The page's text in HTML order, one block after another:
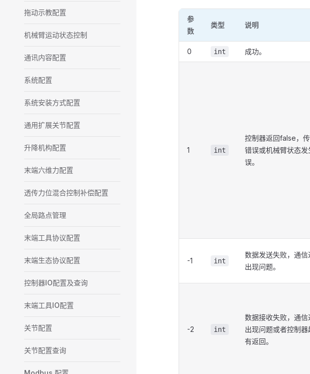
拖动示教配置
机械臂运动状态控制
通讯内容配置
系统配置
系统安装方式配置
通用扩展关节配置
升降机构配置
末端六维力配置
透传力位混合控制补偿配置
全局路点管理
末端工具协议配置
末端生态协议配置
控制器IO配置及查询
末端工具IO配置
关节配置
关节配置查询
参
数
类型 说明
0 int 成功。
1 int
控制器返回false，
错误或机械臂状态发
误。
-1 int
数据发送失败，通信
出现问题。
-2 int
数据接收失败，通信
出现问题或者控制器
有返回。